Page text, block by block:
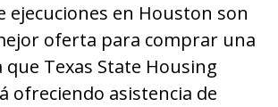
ejecuciones en Houston son
oferta para comprar una
que Tеxaѕ Ѕtatе Hоuѕing
ofreciendo asistencia de